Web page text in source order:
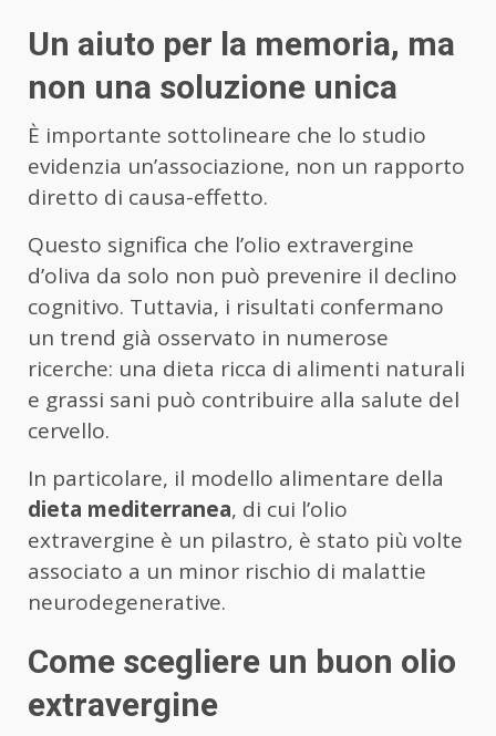
Un aiuto per la memoria, ma
non una soluzione unica
È importante sottolineare che lo studio
evidenzia un’associazione, non un rapporto
diretto di causa-effetto.
Questo significa che l’olio extravergine
d’oliva da solo non può prevenire il declino
cognitivo. Tuttavia, i risultati confermano
un trend già osservato in numerose
ricerche: una dieta ricca di alimenti naturali
e grassi sani può contribuire alla salute del
cervello.
In particolare, il modello alimentare della
dieta mediterranea, di cui l’olio
extravergine è un pilastro, è stato più volte
associato a un minor rischio di malattie
neurodegenerative.
Come scegliere un buon olio
extravergine